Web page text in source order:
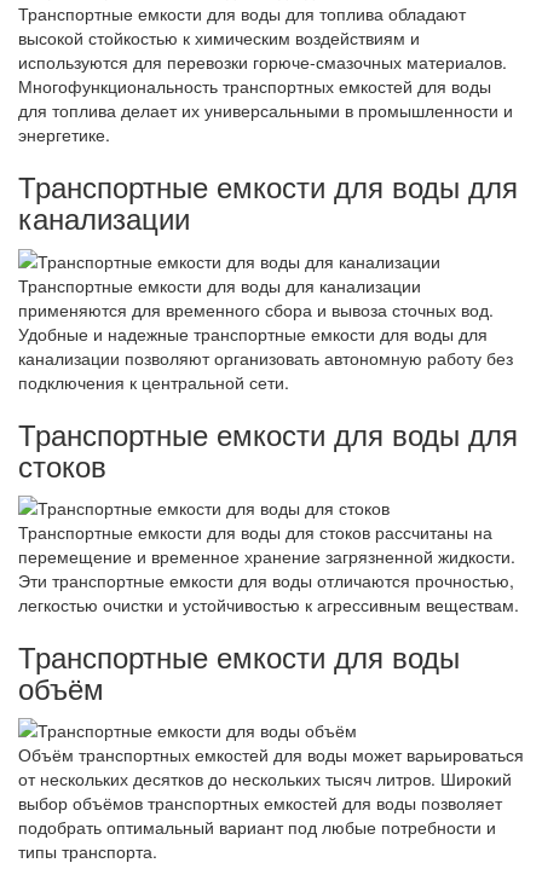
Транспортные емкости для воды для топлива обладают
высокой стойкостью к химическим воздействиям и
используются для перевозки горюче-смазочных материалов.
Многофункциональность транспортных емкостей для воды
для топлива делает их универсальными в промышленности и
энергетике.
Транспортные емкости для воды для
канализации
Транспортные емкости для воды для канализации
применяются для временного сбора и вывоза сточных вод.
Удобные и надежные транспортные емкости для воды для
канализации позволяют организовать автономную работу без
подключения к центральной сети.
Транспортные емкости для воды для
стоков
Транспортные емкости для воды для стоков рассчитаны на
перемещение и временное хранение загрязненной жидкости.
Эти транспортные емкости для воды отличаются прочностью,
легкостью очистки и устойчивостью к агрессивным веществам.
Транспортные емкости для воды
объём
Объём транспортных емкостей для воды может варьироваться
от нескольких десятков до нескольких тысяч литров. Широкий
выбор объёмов транспортных емкостей для воды позволяет
подобрать оптимальный вариант под любые потребности и
типы транспорта.